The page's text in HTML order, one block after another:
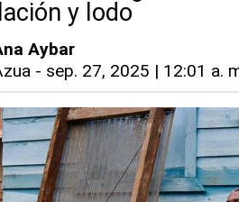
y lodo
Aybar
- sep. 27, 2025 | 12:01 a.